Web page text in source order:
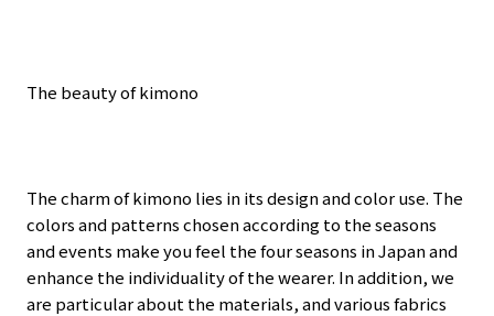
The beauty of kimono
The charm of kimono lies in its design and color use. The
colors and patterns chosen according to the seasons
and events make you feel the four seasons in Japan and
enhance the individuality of the wearer. In addition, we
are particular about the materials, and various fabrics